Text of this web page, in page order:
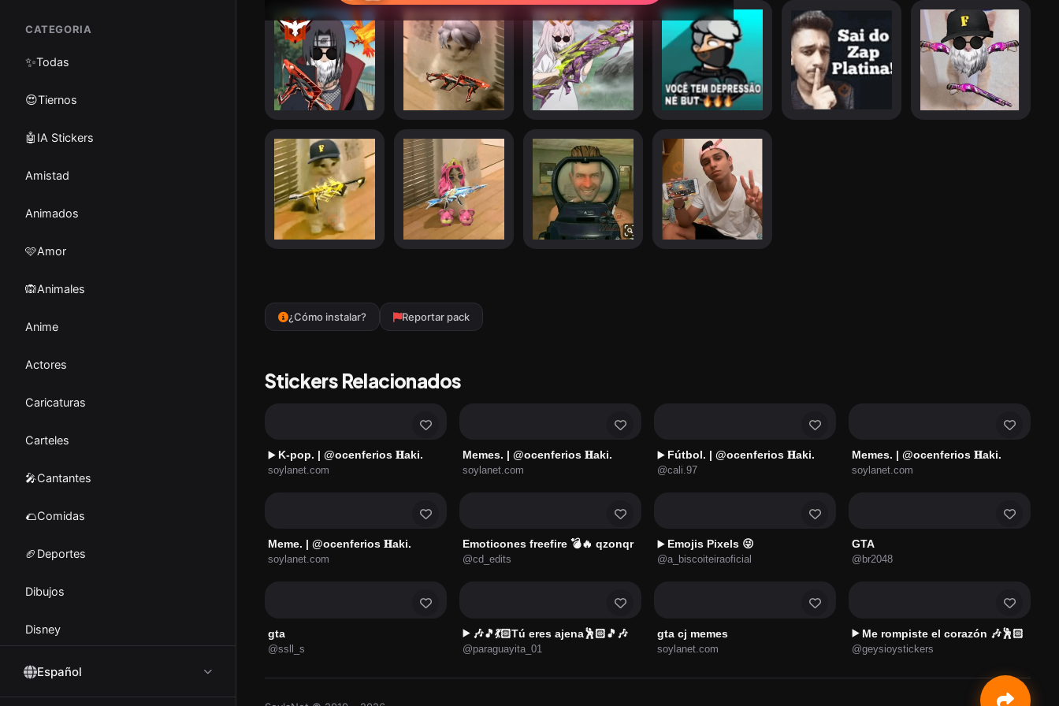
CATEGORIA
✨Todas
😍Tiernos
🤖IA Stickers
Amistad
Animados
🩷Amor
🙉Animales
Anime
Actores
Caricaturas
Carteles
🎤Cantantes
🌮Comidas
🏈Deportes
Dibujos
Disney
Emociones
Español
¿Cómo instalar? Reportar pack
Stickers Relacionados
▶️ K-pop. | @ocenferios 𝐇aki.
soylanet.com
Memes. | @ocenferios 𝐇aki.
soylanet.com
▶️ Fútbol. | @ocenferios 𝐇aki.
@cali.97
Memes. | @ocenferios 𝐇aki.
soylanet.com
Meme. | @ocenferios 𝐇aki.
soylanet.com
Emoticones freefire 💣🔥 qzonqr
@cd_edits
▶️ Emojis Pixels 😜
@a_biscoiteiraoficial
GTA
@br2048
gta
@ssll_s
▶️ 🎶🎵💃🏻Tú eres ajena🕺🏻🎵🎶
@paraguayita_01
gta cj memes
soylanet.com
▶️ Me rompiste el corazón 🎶🕺🏻
@geysioystickers